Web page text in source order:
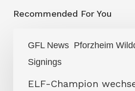
Recommended For You
GFL News Pforzheim
Signings
Champion
wechselt
ELF-Champion